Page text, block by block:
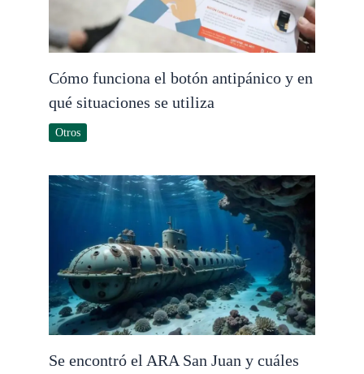
Cómo funciona el botón antipánico y en
qué situaciones se utiliza
Otros
Se encontró el ARA San Juan y cuáles